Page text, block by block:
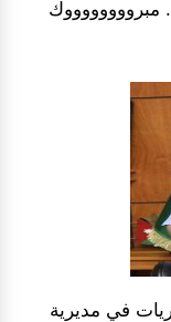
مبرووووووووك
في مديرية